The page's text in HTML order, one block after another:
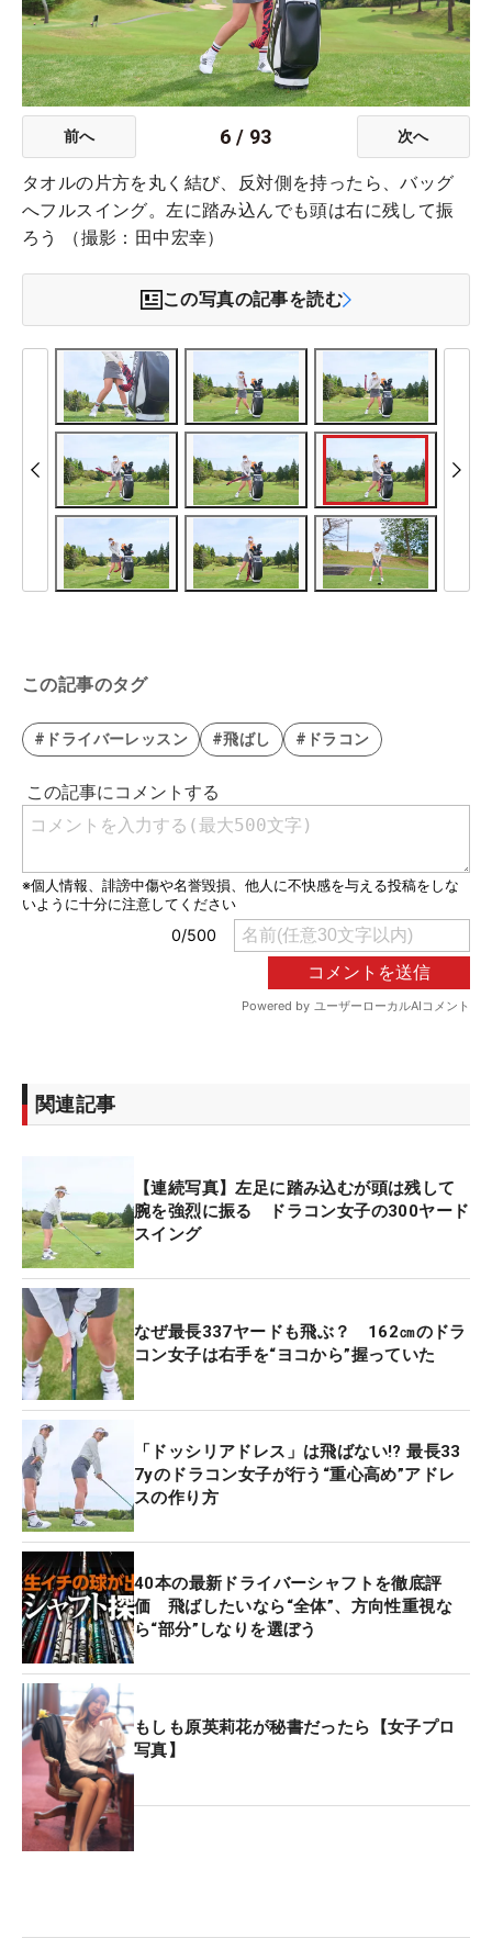
前へ 6 / 93 次へ
タオルの片方を丸く結び、反対側を持ったら、バッグ
へフルスイング。左に踏み込んでも頭は右に残して振
ろう （撮影：田中宏幸）
この写真の記事を読む
この記事のタグ
#ドライバーレッスン #飛ばし #ドラコン
関連記事
【連続写真】左足に踏み込むが頭は残して
腕を強烈に振る ドラコン女子の300ヤード
スイング
なぜ最長337ヤードも飛ぶ？ 162㎝のドラ
コン女子は右手を“ヨコから”握っていた
「ドッシリアドレス」は飛ばない!? 最長33
7yのドラコン女子が行う“重心高め”アドレ
スの作り方
40本の最新ドライバーシャフトを徹底評
価 飛ばしたいなら“全体”、方向性重視な
ら“部分”しなりを選ぼう
もしも原英莉花が秘書だったら【女子プロ
写真】